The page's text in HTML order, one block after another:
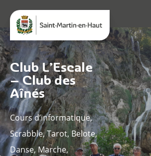
Club L’Escale
– Club des
Aînés
Cours d’informatique,
Scrabble, Tarot, Belote,
Danse, Marche,